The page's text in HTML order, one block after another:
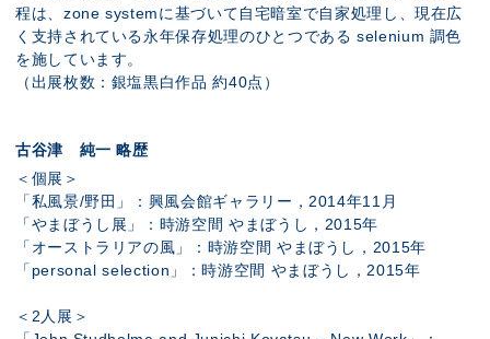
程は、zone systemに基づいて自宅暗室で自家処理し、現在広
く支持されている永年保存処理のひとつである selenium 調色
を施しています。
（出展枚数：銀塩黒白作品 約40点）
古谷津 純一 略歴
＜個展＞
「私風景/野田」：興風会館ギャラリー，2014年11月
「やまぼうし展」：時游空間 やまぼうし，2015年
「オーストラリアの風」：時游空間 やまぼうし，2015年
「personal selection」：時游空間 やまぼうし，2015年
＜2人展＞